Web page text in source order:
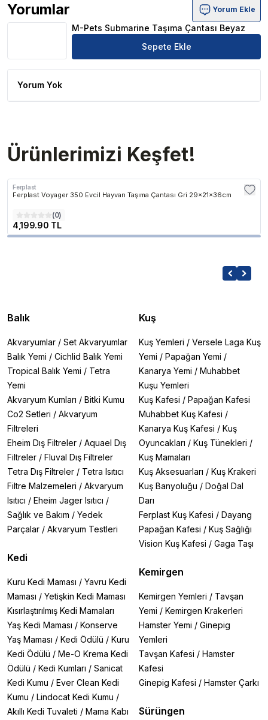
Yorumlar
M-Pets Submarine Taşıma Çantası Beyaz Ürün
Yorum Ekle
M-Pets Submarine Taşıma Çantası Beyaz
Sepete Ekle
Yorum Yok
Ürünlerimizi Keşfet!
Ferplast
Ferplast Voyager 350 Evcil Hayvan Taşıma Çantası Gri 29x21x36cm
(0)
4,199.90 TL
Balık
Akvaryumlar / Set Akvaryumlar
Balık Yemi / Cichlid Balık Yemi
Tropical Balık Yemi / Tetra
Yemi
Akvaryum Kumları / Bitki Kumu
Co2 Setleri / Akvaryum
Filtreleri
Eheim Dış Filtreler / Aquael Dış
Filtreler / Fluval Dış Filtreler
Tetra Dış Filtreler / Tetra Isıtıcı
Filtre Malzemeleri / Akvaryum
Isıtıcı / Eheim Jager Isıtıcı /
Sağlık ve Bakım / Yedek
Parçalar / Akvaryum Testleri
Kedi
Kuru Kedi Maması / Yavru Kedi
Maması / Yetişkin Kedi Maması
Kısırlaştırılmış Kedi Mamaları
Yaş Kedi Maması / Konserve
Yaş Maması / Kedi Ödülü / Kuru
Kedi Ödülü / Me-O Krema Kedi
Ödülü / Kedi Kumları / Sanicat
Kedi Kumu / Ever Clean Kedi
Kumu / Lindocat Kedi Kumu /
Akıllı Kedi Tuvaleti / Mama Kabı
Kuş
Kuş Yemleri / Versele Laga Kuş
Yemi / Papağan Yemi /
Kanarya Yemi / Muhabbet
Kuşu Yemleri
Kuş Kafesi / Papağan Kafesi
Muhabbet Kuş Kafesi /
Kanarya Kuş Kafesi / Kuş
Oyuncakları / Kuş Tünekleri /
Kuş Mamaları
Kuş Aksesuarları / Kuş Krakeri
Kuş Banyoluğu / Doğal Dal
Darı
Ferplast Kuş Kafesi / Dayang
Papağan Kafesi / Kuş Sağlığı
Vision Kuş Kafesi / Gaga Taşı
Kemirgen
Kemirgen Yemleri / Tavşan
Yemi / Kemirgen Krakerleri
Hamster Yemi / Ginepig
Yemleri
Tavşan Kafesi / Hamster
Kafesi
Ginepig Kafesi / Hamster Çarkı
Sürüngen